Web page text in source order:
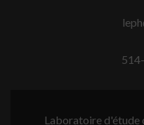
Laboratoire d'étude